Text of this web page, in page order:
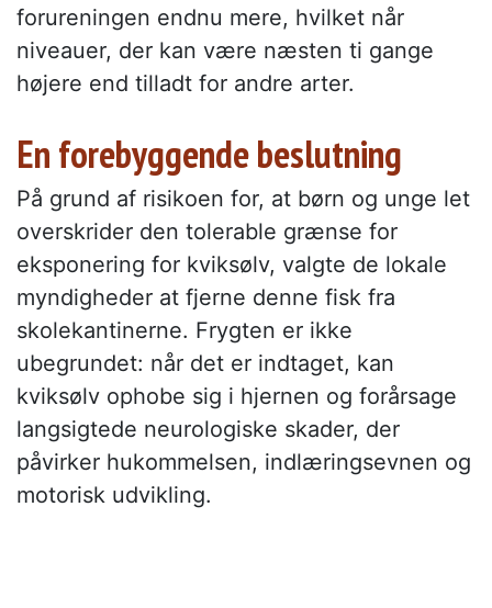
forureningen endnu mere, hvilket når
niveauer, der kan være næsten ti gange
højere end tilladt for andre arter.
En forebyggende beslutning
På grund af risikoen for, at børn og unge let
overskrider den tolerable grænse for
eksponering for kviksølv, valgte de lokale
myndigheder at fjerne denne fisk fra
skolekantinerne. Frygten er ikke
ubegrundet: når det er indtaget, kan
kviksølv ophobe sig i hjernen og forårsage
langsigtede neurologiske skader, der
påvirker hukommelsen, indlæringsevnen og
motorisk udvikling.